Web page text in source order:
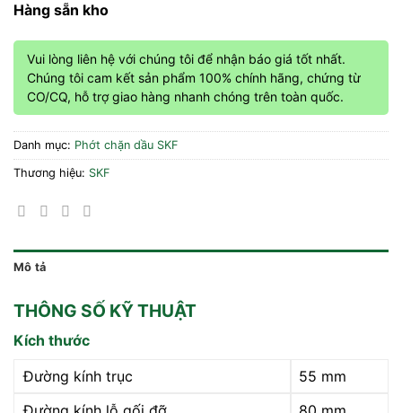
Hàng sẵn kho
Vui lòng liên hệ với chúng tôi để nhận báo giá tốt nhất.
Chúng tôi cam kết sản phẩm 100% chính hãng, chứng từ
CO/CQ, hỗ trợ giao hàng nhanh chóng trên toàn quốc.
Danh mục: Phớt chặn dầu SKF
Thương hiệu: SKF
Mô tả
THÔNG SỐ KỸ THUẬT
Kích thước
Đường kính trục
55 mm